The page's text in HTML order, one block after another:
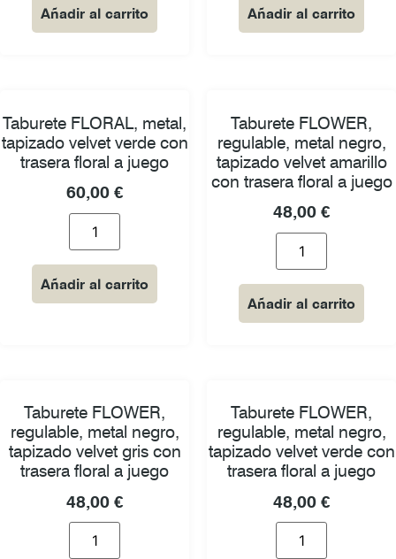
Añadir al carrito Añadir al carrito
Taburete FLORAL, metal,
tapizado velvet verde con
trasera floral a juego
60,00 €
Añadir al carrito
Taburete FLOWER,
regulable, metal negro,
tapizado velvet amarillo
con trasera floral a juego
48,00 €
Añadir al carrito
Taburete FLOWER,
regulable, metal negro,
tapizado velvet gris con
trasera floral a juego
48,00 €
Taburete FLOWER,
regulable, metal negro,
tapizado velvet verde con
trasera floral a juego
48,00 €